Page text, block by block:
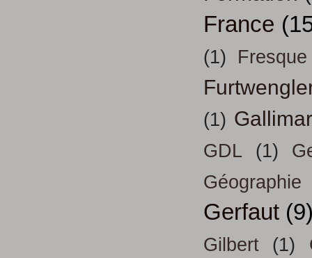
France
(1) Fresque
(1)
GDL (1)
Géographie
Gerfaut
Gilbert (1)